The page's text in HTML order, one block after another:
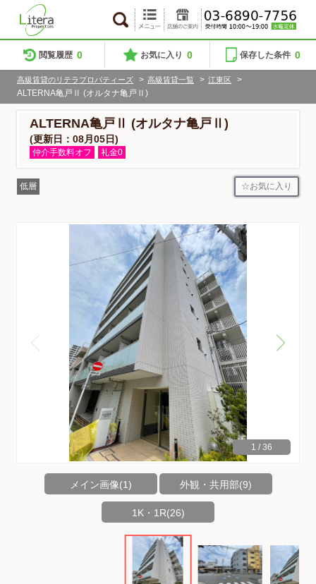
閲覧履歴 0 お気に入り 0 保存した条件 0
高級賃貸のリテラプロパティーズ > 高級賃貸一覧 > 江東区
>
ALTERNA亀戸Ⅱ (オルタナ亀戸Ⅱ)
ALTERNA亀戸Ⅱ (オルタナ亀戸Ⅱ)
(更新日：08月05日)
仲介手数料オフ 礼金0
低層 お気に入り
1 / 36
メイン画像(1) 外観・共用部(9)
1K・1R(26)